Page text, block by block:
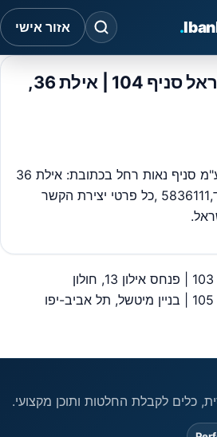
. אזור אישי
בנק דיסקונט לישראל סניף 104 | אילת 36,
בנק דיסקונט לישראל בע"מ סניף נאות רחל בכתובת: אילת 36
– סניף מספר 104 מיקוד,5836111 ,כל פרטי יצירת הקשר
כלים לקבלת החלטות ותוכן מקצועי.